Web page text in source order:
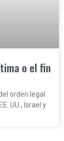
o el fin
orden legal
UU., Israel y